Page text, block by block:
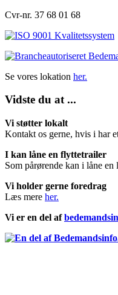
Cvr-nr. 37 68 01 68
Se vores lokation her.
Vidste du at ...
Vi støtter lokalt
Kontakt os gerne, hvis i har
I kan låne en flyttetrailer
Som pårørende kan i låne
Vi holder gerne foredrag
Læs mere her.
Vi er en del af